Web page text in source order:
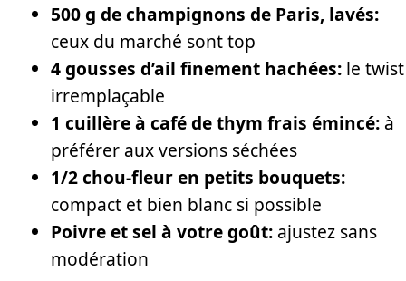
500 g de champignons de Paris, lavés:
ceux du marché sont top
4 gousses d’ail finement hachées: le twist
irremplaçable
1 cuillère à café de thym frais émincé: à
préférer aux versions séchées
1/2 chou-fleur en petits bouquets:
compact et bien blanc si possible
Poivre et sel à votre goût: ajustez sans
modération